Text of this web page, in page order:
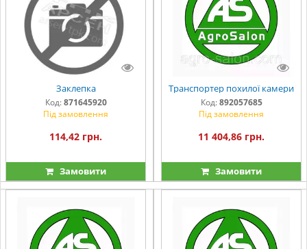
Заклепка
Код: 871645920
Під замовлення
114,42 грн.
Замовити
Транспортер похилої камери
Код: 892057685
Під замовлення
11 404,86 грн.
Замовити